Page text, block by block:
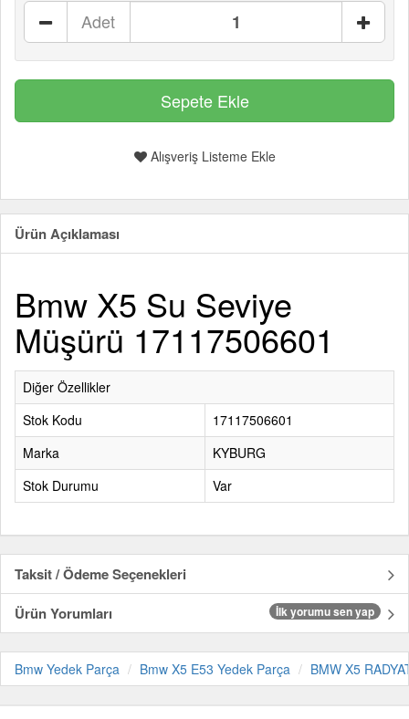
Adet
Alışveriş Listeme Ekle
Ürün Açıklaması
Bmw X5 Su Seviye
Müşürü 17117506601
Diğer Özellikler
Stok Kodu
17117506601
Marka
KYBURG
Stok Durumu
Var
Taksit / Ödeme Seçenekleri
Ürün Yorumları
İlk yorumu sen yap
Bmw Yedek Parça Bmw X5 E53 Yedek Parça BMW X5